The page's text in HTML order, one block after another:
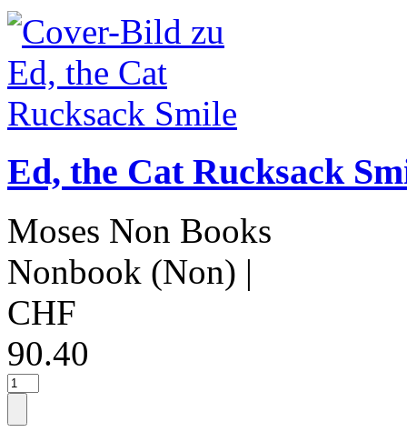
Ed, the Cat Rucksack
Moses Non Books
Nonbook (Non) |
CHF
90.40